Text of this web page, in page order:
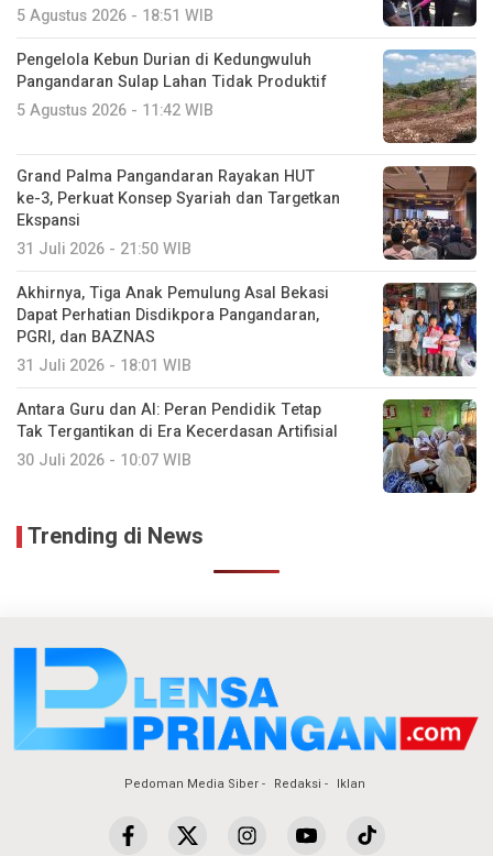
5 Agustus 2026 - 18:51 WIB
Pengelola Kebun Durian di Kedungwuluh
Pangandaran Sulap Lahan Tidak Produktif ‎
5 Agustus 2026 - 11:42 WIB
Grand Palma Pangandaran Rayakan HUT
ke-3, Perkuat Konsep Syariah dan Targetkan
Ekspansi
31 Juli 2026 - 21:50 WIB
Akhirnya, Tiga Anak Pemulung Asal Bekasi
Dapat Perhatian Disdikpora Pangandaran,
PGRI, dan BAZNAS
31 Juli 2026 - 18:01 WIB
Antara Guru dan AI: Peran Pendidik Tetap
Tak Tergantikan di Era Kecerdasan Artifisial
30 Juli 2026 - 10:07 WIB
Trending di News
Pedoman Media Siber Redaksi Iklan